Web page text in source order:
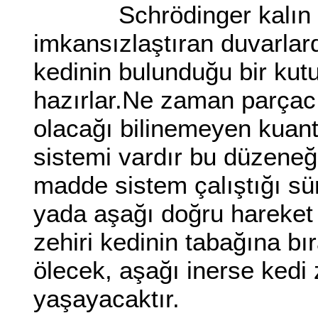
Schrödinger kalın
imkansızlaştıran
kedinin bulunduğu bir
hazırlar.Ne zaman
olacağı bilinemeyen
sistemi vardır bu
madde sistem çalıştığı
yada aşağı doğru
zehiri kedinin tabağına
ölecek, aşağı inerse
yaşayacaktır.